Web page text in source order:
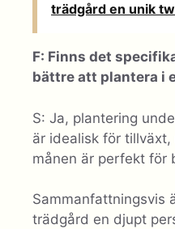
trädgård en unik
F: Finns det
bättre att plantera i
S: Ja, plantering
är idealisk för
månen är perfekt för
Sammanfattningsvis
trädgård en djupt